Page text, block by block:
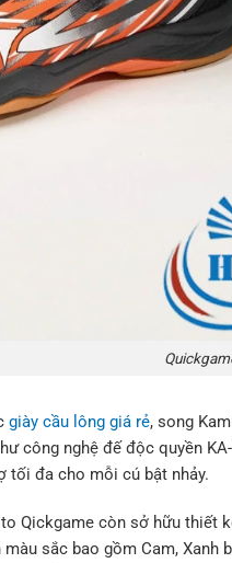
giày cầu lông giá rẻ, song
công nghệ đế độc quyền
tối đa cho mỗi cú bật nhảy.
Qickgame còn sở hữu thiết
sắc bao gồm Cam,